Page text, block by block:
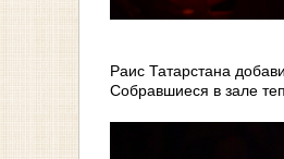
Раис Татарстана
Собравшиеся в зале